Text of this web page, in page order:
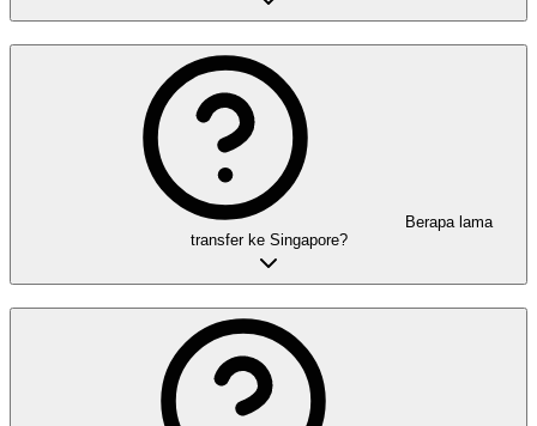
Berapa lama
transfer ke Singapore?